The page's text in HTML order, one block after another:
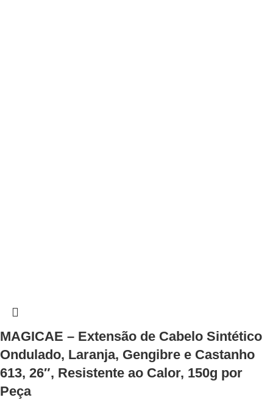
MAGICAE – Extensão de Cabelo Sintético
Ondulado, Laranja, Gengibre e Castanho
613, 26″, Resistente ao Calor, 150g por
Peça